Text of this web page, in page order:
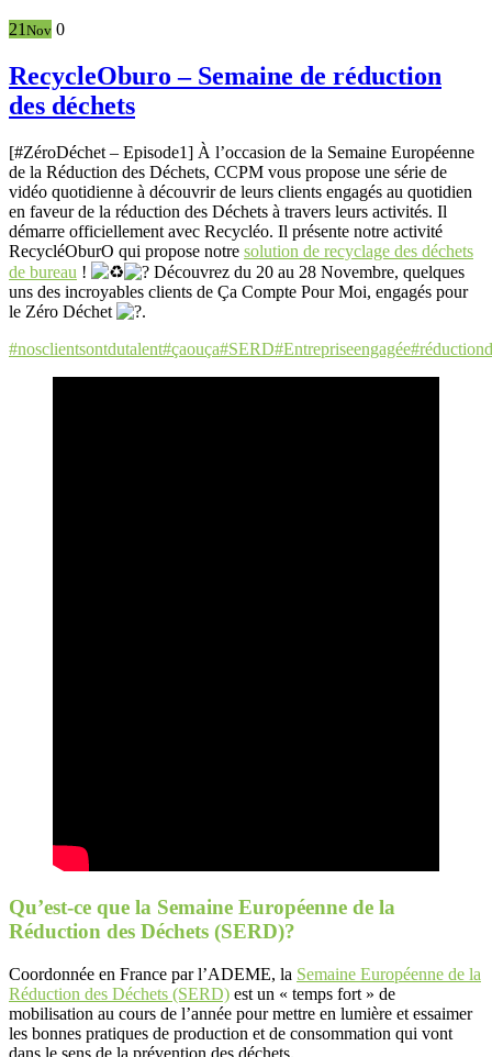
21 Nov 0
RecycleOburo – Semaine de réduction
des déchets
[#ZéroDéchet – Episode1] À l’occasion de la Semaine Européenne
de la Réduction des Déchets, CCPM vous propose une série de
vidéo quotidienne à découvrir de leurs clients engagés au quotidien
en faveur de la réduction des Déchets à travers leurs activités. Il
démarre officiellement avec Recycléo. Il présente notre activité
RecycléOburO qui propose notre solution de recyclage des déchets
de bureau !
Découvrez du 20 au 28 Novembre, quelques
uns des incroyables clients de Ça Compte Pour Moi, engagés pour
le Zéro Déchet
.
#nosclientsontdutalent#çaouça#SERD#Entrepriseengagée
Qu’est-ce que la Semaine Européenne de la
Réduction des Déchets (SERD)?
Coordonnée en France par l’ADEME, la Semaine Européenne de la
Réduction des Déchets (SERD) est un « temps fort » de
mobilisation au cours de l’année pour mettre en lumière et essaimer
les bonnes pratiques de production et de consommation qui vont